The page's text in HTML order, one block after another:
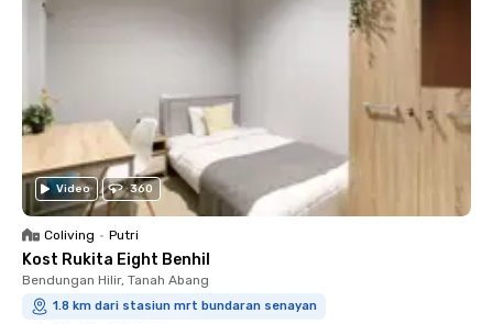
Video 360
Coliving • Putri
Kost Rukita Eight Benhil
Bendungan Hilir, Tanah Abang
1.8 km dari stasiun mrt bundaran senayan